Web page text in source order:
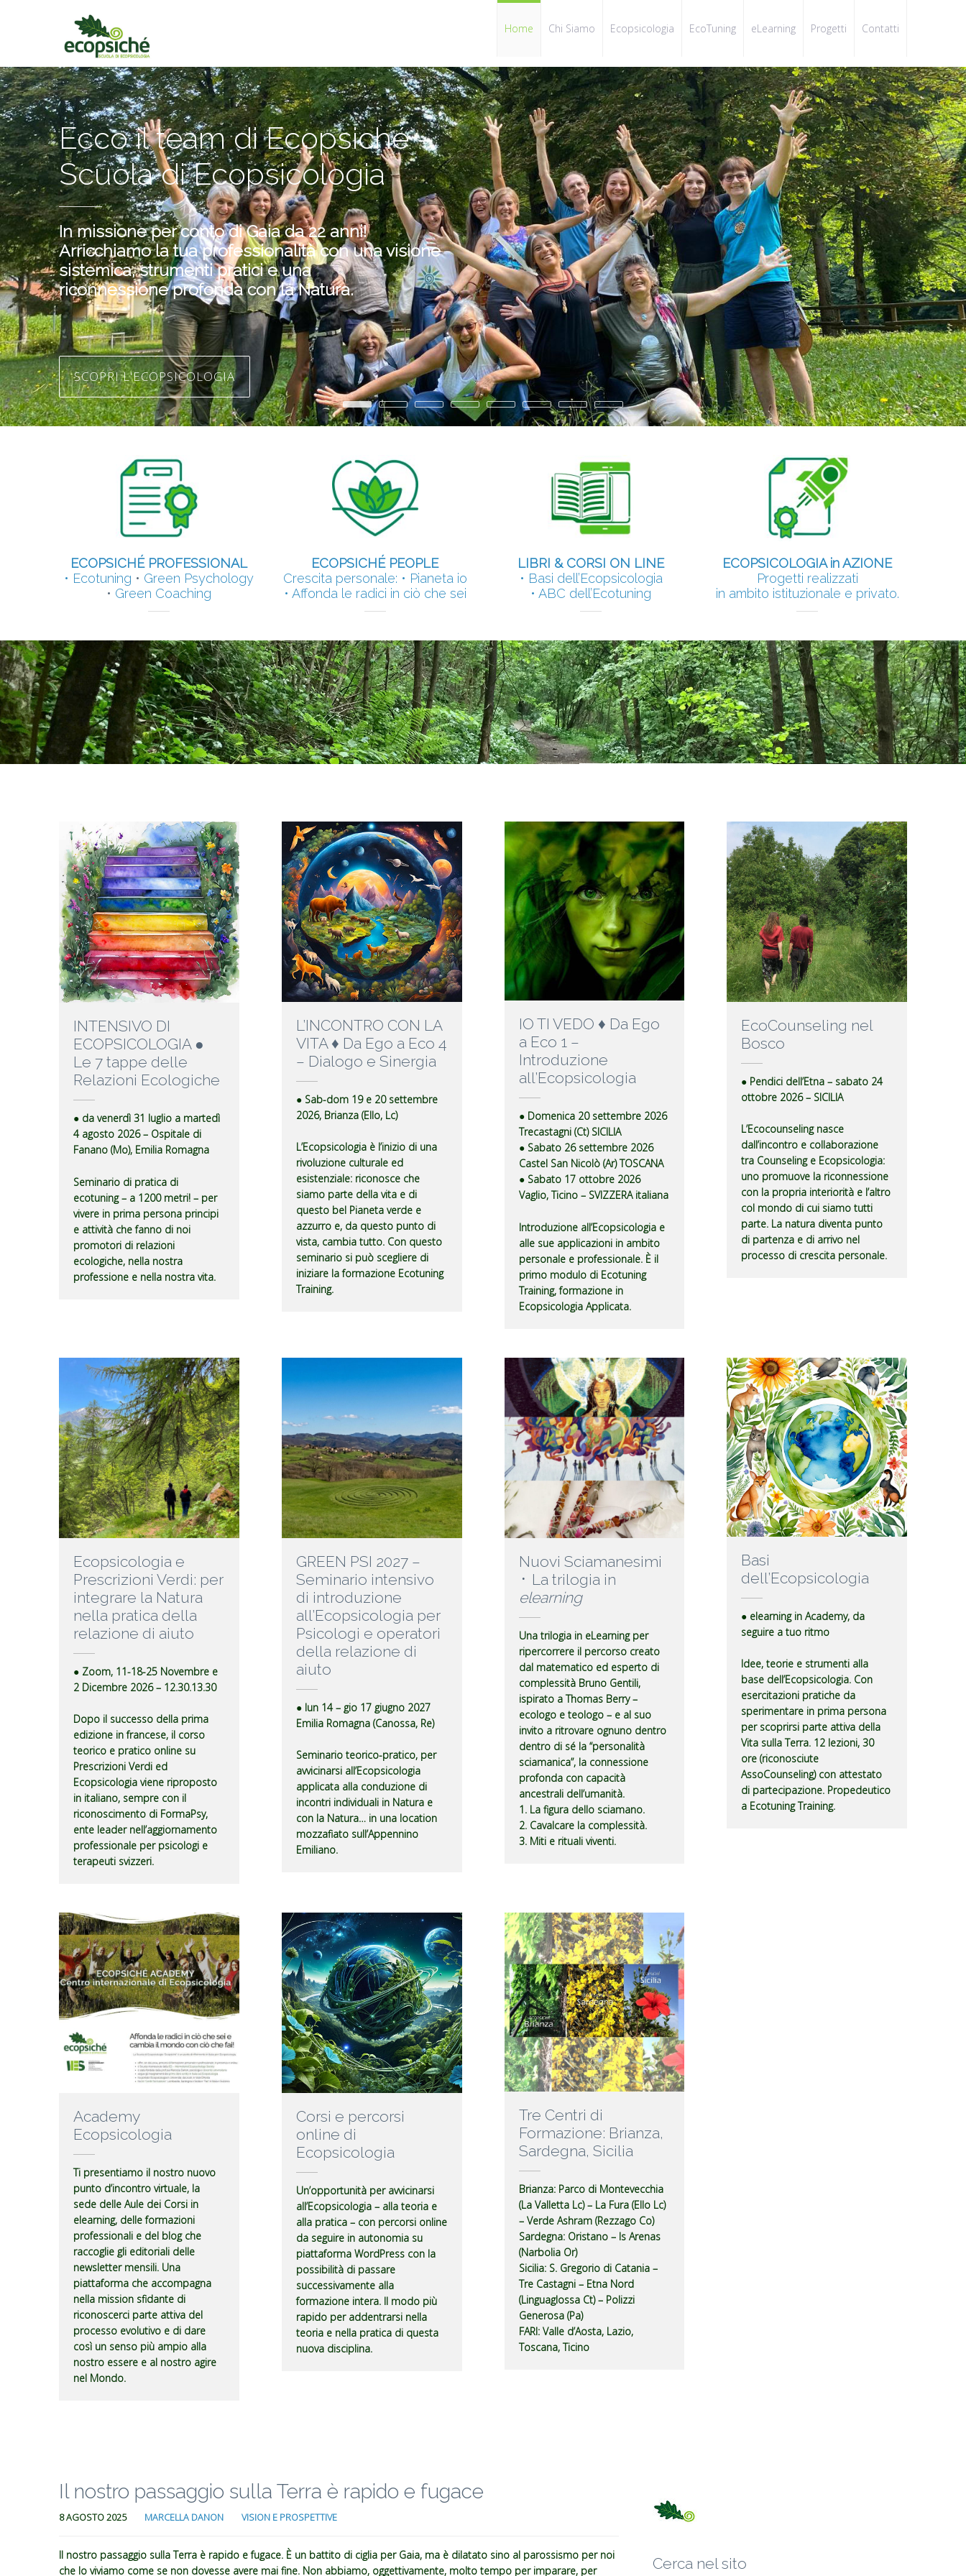
Home Chi Siamo Ecopsicologia EcoTuning eLearning Progetti Contatti
Ecco il team di Ecopsiché –
Scuola di Ecopsicologia
In missione per conto di Gaia da 22 anni!
Arricchiamo la tua professionalità con una visione
sistemica, strumenti pratici e una
riconnessione profonda con la Natura.
SCOPRI L'ECOPSICOLOGIA
• • • • •
ECOPSICHÉ PROFESSIONAL
• Ecotuning • Green Psychology
• Green Coaching
ECOPSICHÉ PEOPLE
Crescita personale: • Pianeta io
• Affonda le radici in ciò che sei
LIBRI & CORSI ON LINE
• Basi dell’Ecopsicologia
• ABC dell’Ecotuning
ECOPSICOLOGIA in AZIONE
Progetti realizzati
in ambito istituzionale e privato.
INTENSIVO DI
ECOPSICOLOGIA ●
Le 7 tappe delle
Relazioni Ecologiche
● da venerdì 31 luglio a martedì
4 agosto 2026 – Ospitale di
Fanano (Mo), Emilia Romagna
Seminario di pratica di
ecotuning – a 1200 metri! – per
vivere in prima persona principi
e attività che fanno di noi
promotori di relazioni
ecologiche, nella nostra
professione e nella nostra vita.
L’INCONTRO CON LA
VITA ♦ Da Ego a Eco 4
– Dialogo e Sinergia
● Sab-dom 19 e 20 settembre
2026, Brianza (Ello, Lc)
L’Ecopsicologia è l’inizio di una
rivoluzione culturale ed
esistenziale: riconosce che
siamo parte della vita e di
questo bel Pianeta verde e
azzurro e, da questo punto di
vista, cambia tutto. Con questo
seminario si può scegliere di
iniziare la formazione Ecotuning
Training.
IO TI VEDO ♦ Da Ego
a Eco 1 –
Introduzione
all’Ecopsicologia
● Domenica 20 settembre 2026
Trecastagni (Ct) SICILIA
● Sabato 26 settembre 2026
Castel San Nicolò (Ar) TOSCANA
● Sabato 17 ottobre 2026
Vaglio, Ticino – SVIZZERA italiana
Introduzione all’Ecopsicologia e
alle sue applicazioni in ambito
personale e professionale. È il
primo modulo di Ecotuning
Training, formazione in
Ecopsicologia Applicata.
EcoCounseling nel
Bosco
● Pendici dell’Etna – sabato 24
ottobre 2026 – SICILIA
L’Ecocounseling nasce
dall’incontro e collaborazione
tra Counseling e Ecopsicologia:
uno promuove la riconnessione
con la propria interiorità e l’altro
col mondo di cui siamo tutti
parte. La natura diventa punto
di partenza e di arrivo nel
processo di crescita personale.
Ecopsicologia e
Prescrizioni Verdi: per
integrare la Natura
nella pratica della
relazione di aiuto
● Zoom, 11-18-25 Novembre e
2 Dicembre 2026 – 12.30.13.30
Dopo il successo della prima
edizione in francese, il corso
teorico e pratico online su
Prescrizioni Verdi ed
Ecopsicologia viene riproposto
in italiano, sempre con il
riconoscimento di FormaPsy,
ente leader nell’aggiornamento
professionale per psicologi e
terapeuti svizzeri.
GREEN PSI 2027 –
Seminario intensivo
di introduzione
all’Ecopsicologia per
Psicologi e operatori
della relazione di
aiuto
● lun 14 – gio 17 giugno 2027
Emilia Romagna (Canossa, Re)
Seminario teorico-pratico, per
avvicinarsi all’Ecopsicologia
applicata alla conduzione di
incontri individuali in Natura e
con la Natura… in una location
mozzafiato sull’Appennino
Emiliano.
Nuovi Sciamanesimi
᛫ La trilogia in
elearning
Una trilogia in eLearning per
ripercorrere il percorso creato
dal matematico ed esperto di
complessità Bruno Gentili,
ispirato a Thomas Berry –
ecologo e teologo – e al suo
invito a ritrovare ognuno dentro
dentro di sé la “personalità
sciamanica”, la connessione
profonda con capacità
ancestrali dell’umanità.
1. La figura dello sciamano.
2. Cavalcare la complessità.
3. Miti e rituali viventi.
Basi
dell’Ecopsicologia
● elearning in Academy, da
seguire a tuo ritmo
Idee, teorie e strumenti alla
base dell’Ecopsicologia. Con
esercitazioni pratiche da
sperimentare in prima persona
per scoprirsi parte attiva della
Vita sulla Terra. 12 lezioni, 30
ore (riconosciute
AssoCounseling) con attestato
di partecipazione. Propedeutico
a Ecotuning Training.
Academy
Ecopsicologia
Ti presentiamo il nostro nuovo
punto d’incontro virtuale, la
sede delle Aule dei Corsi in
elearning, delle formazioni
professionali e del blog che
raccoglie gli editoriali delle
newsletter mensili. Una
piattaforma che accompagna
nella mission sfidante di
riconoscerci parte attiva del
processo evolutivo e di dare
così un senso più ampio alla
nostro essere e al nostro agire
nel Mondo.
Corsi e percorsi
online di
Ecopsicologia
Un’opportunità per avvicinarsi
all’Ecopsicologia – alla teoria e
alla pratica – con percorsi online
da seguire in autonomia su
piattaforma WordPress con la
possibilità di passare
successivamente alla
formazione intera. Il modo più
rapido per addentrarsi nella
teoria e nella pratica di questa
nuova disciplina.
Tre Centri di
Formazione: Brianza,
Sardegna, Sicilia
Brianza: Parco di Montevecchia
(La Valletta Lc) – La Fura (Ello Lc)
– Verde Ashram (Rezzago Co)
Sardegna: Oristano – Is Arenas
(Narbolia Or)
Sicilia: S. Gregorio di Catania –
Tre Castagni – Etna Nord
(Linguaglossa Ct) – Polizzi
Generosa (Pa)
FARI: Valle d’Aosta, Lazio,
Toscana, Ticino
Il nostro passaggio sulla Terra è rapido e fugace
8 AGOSTO 2025 MARCELLA DANON VISION E PROSPETTIVE
Il nostro passaggio sulla Terra è rapido e fugace. È un battito di ciglia per Gaia, ma è dilatato sino al parossismo per noi
che lo viviamo come se non dovesse avere mai fine. Non abbiamo, oggettivamente, molto tempo per imparare, per
Cerca nel sito